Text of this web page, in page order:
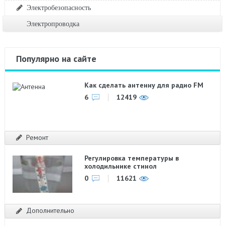
Электробезопасность
Электропроводка
Популярно на сайте
Как сделать антенну для радио FM
6
12419
Ремонт
Регулировка температуры в
холодильнике стинол
0
11621
Дополнительно